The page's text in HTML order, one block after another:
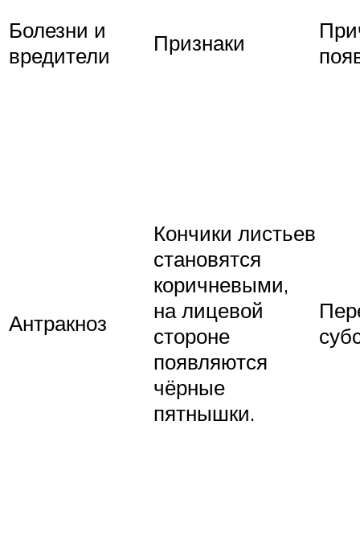
Болезни и
вредители
Признаки
Антракноз
Кончики листьев
становятся
коричневыми,
на лицевой
стороне
появляются
чёрные
пятнышки.